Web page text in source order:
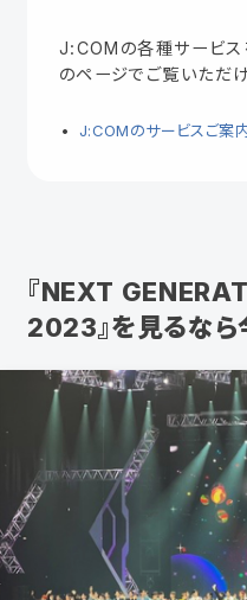
J:COMの各種サービス
のページでご覧いただけ
J:COMのサービスご案
『NEXT
2023』を見るなら